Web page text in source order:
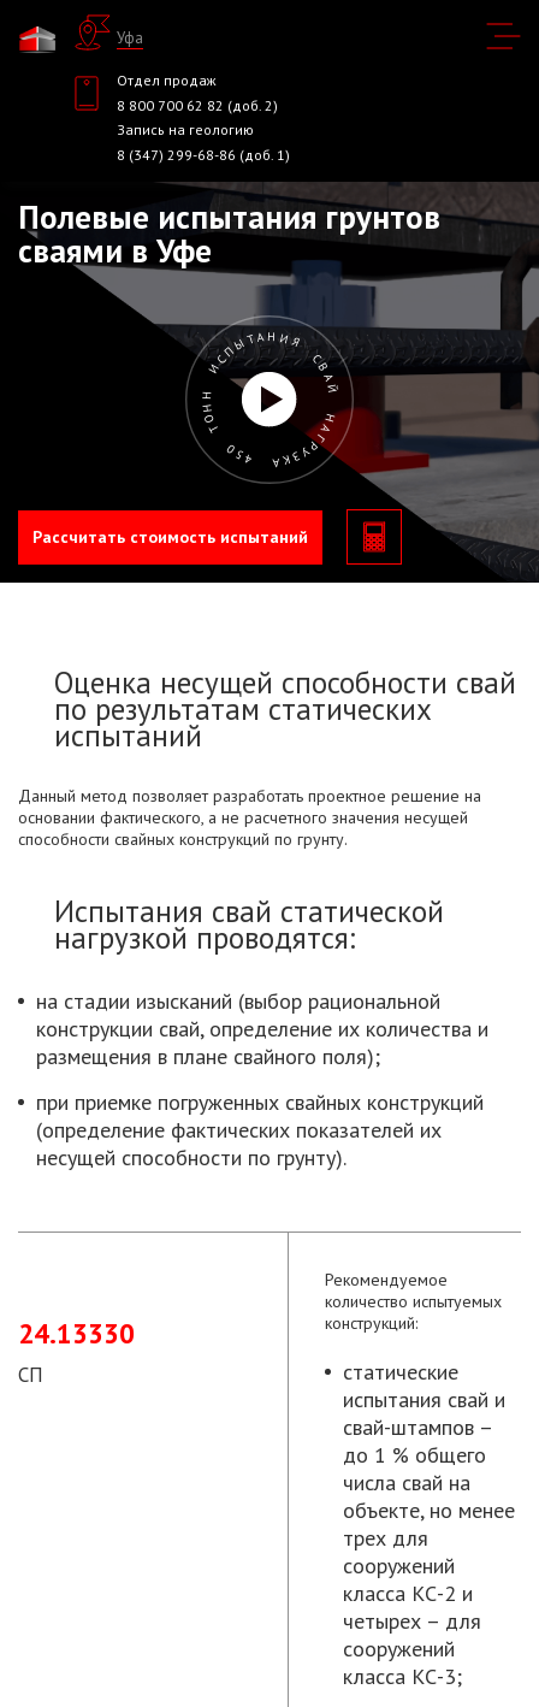
Уфа
Отдел продаж
8 800 700 62 82 (доб. 2)
Запись на геологию
8 (347) 299-68-86 (доб. 1)
Полевые испытания грунтов
сваями в Уфе
ИСПЫТАНИЯ СВАЙ НАГРУЗКА 450 ТОНН
Рассчитать стоимость испытаний
Оценка несущей способности свай
по результатам статических
испытаний
Данный метод позволяет разработать проектное решение на
основании фактического, а не расчетного значения несущей
способности свайных конструкций по грунту.
Испытания свай статической
нагрузкой проводятся:
на стадии изысканий (выбор рациональной
конструкции свай, определение их количества и
размещения в плане свайного поля);
при приемке погруженных свайных конструкций
(определение фактических показателей их
несущей способности по грунту).
24.13330
СП
Рекомендуемое
количество испытуемых
конструкций:
статические
испытания свай и
свай-штампов –
до 1 % общего
числа свай на
объекте, но менее
трех для
сооружений
класса КС-2 и
четырех – для
сооружений
класса КС-3;